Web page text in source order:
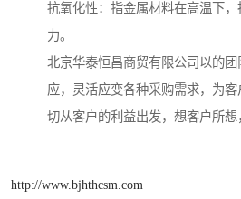
抗氧化性：指金属材料在高温下
力。
北京华泰恒昌商贸有限公司以的
应，灵活应变各种采购需求，为
切从客户的利益出发，想客户所想
http://www.bjhthcsm.com